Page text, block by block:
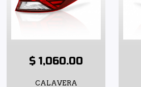
$ 1,060.00
CALAVERA